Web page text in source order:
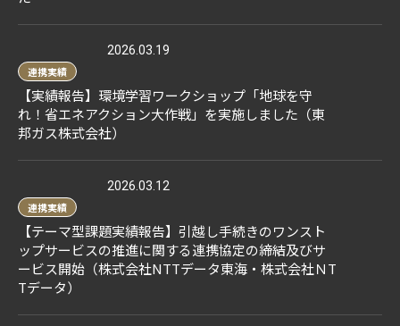
2026.03.19
連携実績
【実績報告】環境学習ワークショップ「地球を守
れ！省エネアクション大作戦」を実施しました（東
邦ガス株式会社）
2026.03.12
連携実績
【テーマ型課題実績報告】引越し手続きのワンスト
ップサービスの推進に関する連携協定の締結及びサ
ービス開始（株式会社NTTデータ東海・株式会社ＮT
Tデータ）